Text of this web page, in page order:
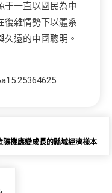
于一直以國民為中
復雜情勢下以體系
遠的中國聰明。
隨機應變成長的縣域經濟樣本